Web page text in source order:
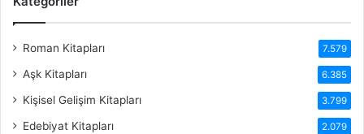
Roman Kitapları 7.579
Aşk Kitapları 6.385
Kişisel Gelişim Kitapları 3.799
Edebiyat Kitapları 2.079